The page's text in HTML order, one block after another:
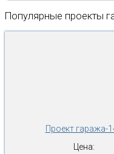
Популярные проекты
Проект гаража-
Цена: